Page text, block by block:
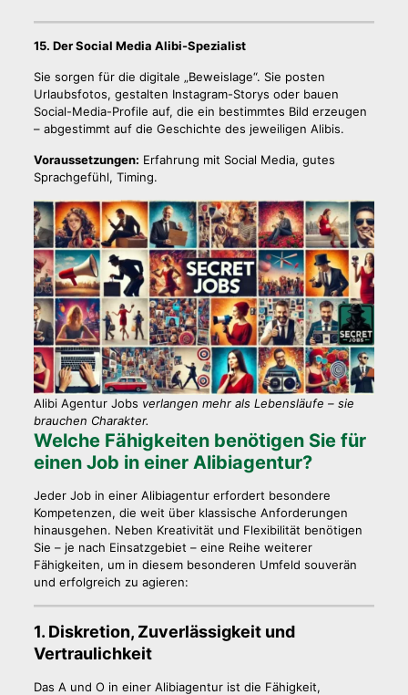
15. Der Social Media Alibi-Spezialist
Sie sorgen für die digitale „Beweislage“. Sie posten
Urlaubsfotos, gestalten Instagram-Storys oder bauen
Social-Media-Profile auf, die ein bestimmtes Bild erzeugen
– abgestimmt auf die Geschichte des jeweiligen Alibis.
Voraussetzungen: Erfahrung mit Social Media, gutes
Sprachgefühl, Timing.
Alibi Agentur Jobs verlangen mehr als Lebensläufe – sie
brauchen Charakter.
Welche Fähigkeiten benötigen Sie für
einen Job in einer Alibiagentur?
Jeder Job in einer Alibiagentur erfordert besondere
Kompetenzen, die weit über klassische Anforderungen
hinausgehen. Neben Kreativität und Flexibilität benötigen
Sie – je nach Einsatzgebiet – eine Reihe weiterer
Fähigkeiten, um in diesem besonderen Umfeld souverän
und erfolgreich zu agieren:
1. Diskretion, Zuverlässigkeit und
Vertraulichkeit
Das A und O in einer Alibiagentur ist die Fähigkeit,